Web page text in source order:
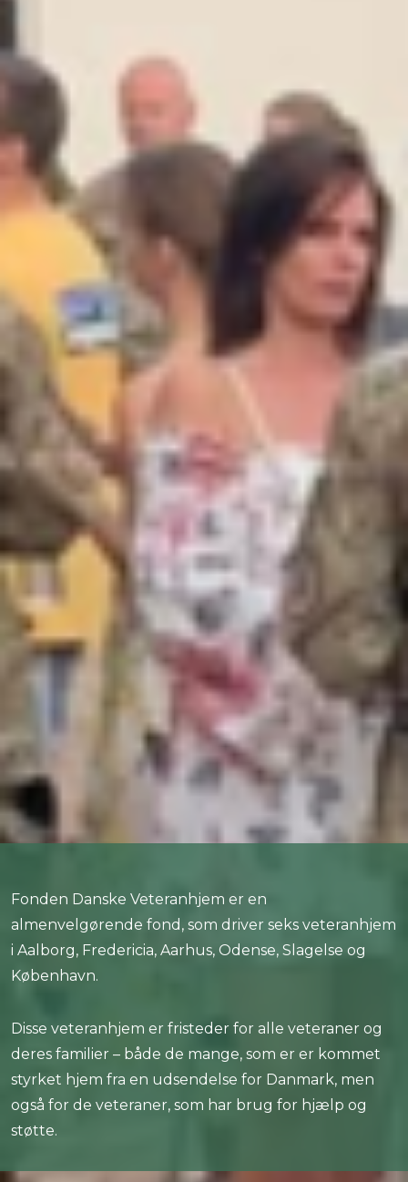
Fonden Danske Veteranhjem er en
almenvelgørende fond, som driver seks veteranhjem
i Aalborg, Fredericia, Aarhus, Odense, Slagelse og
København.​
Disse veteranhjem er fristeder for alle veteraner og
deres familier – både de mange, som er er kommet
styrket hjem fra en udsendelse for Danmark, men
også for de veteraner, som har brug for hjælp og
støtte.​